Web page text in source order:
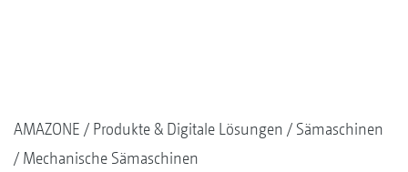
AMAZONE Produkte & Digitale Lösungen
Sämaschinen
Mechanische Sämaschinen